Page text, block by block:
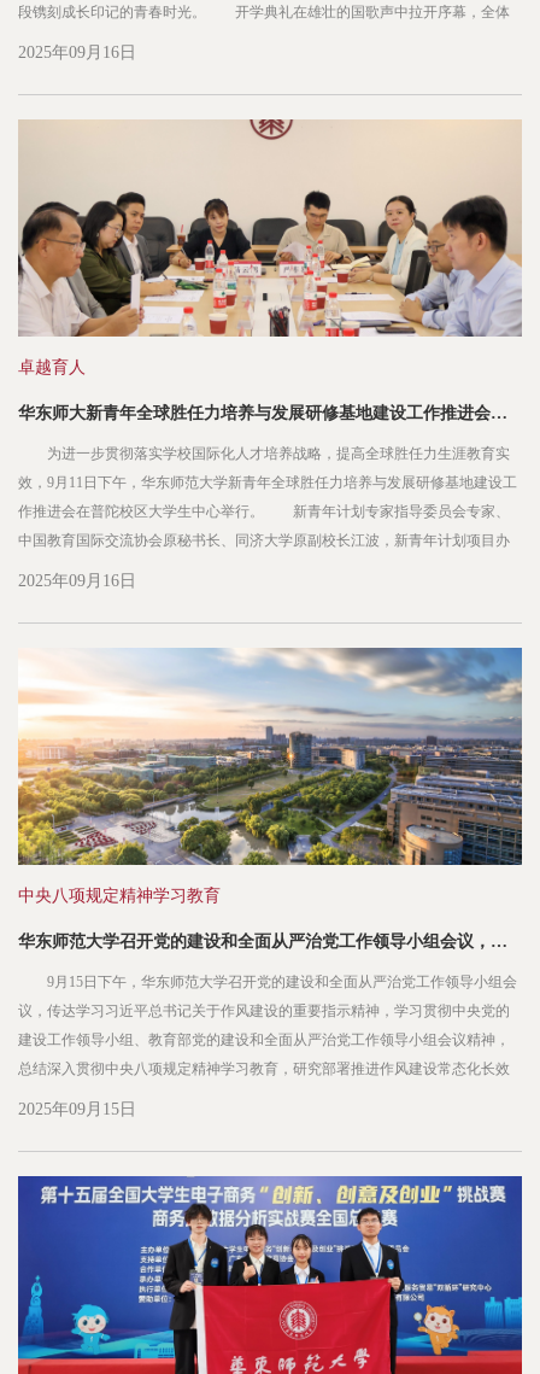
段镌刻成长印记的青春时光。 开学典礼在雄壮的国歌声中拉开序幕，全体
新生起立向国旗行注目礼，用青春的声音向祖国深情告白，乘着荣光开启新的
2025年09月16日
卓越育人
华东师大新青年全球胜任力培养与发展研修基地建设工作推进会举行
为进一步贯彻落实学校国际化人才培养战略，提高全球胜任力生涯教育实
效，9月11日下午，华东师范大学新青年全球胜任力培养与发展研修基地建设工
作推进会在普陀校区大学生中心举行。 新青年计划专家指导委员会专家、
中国教育国际交流协会原秘书长、同济大学原副校长江波，新青年计划项目办
公室执行主任孙金生，新青年计划专家工作办公室主任李天聪，新青年基地专
2025年09月16日
中央八项规定精神学习教育
华东师范大学召开党的建设和全面从严治党工作领导小组会议，总结深入贯彻中央八项规定精神学习教育
9月15日下午，华东师范大学召开党的建设和全面从严治党工作领导小组会
议，传达学习习近平总书记关于作风建设的重要指示精神，学习贯彻中央党的
建设工作领导小组、教育部党的建设和全面从严治党工作领导小组会议精神，
总结深入贯彻中央八项规定精神学习教育，研究部署推进作风建设常态化长效
化工作。校党委书记梅兵主持会议并讲话。 会议强调，近日，习近平总书
2025年09月15日